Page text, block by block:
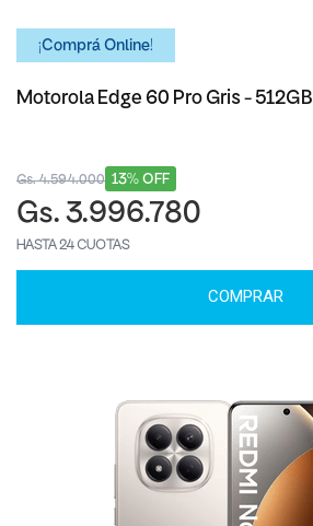
¡Comprá Online!
Motorola Edge 60 Pro Gris - 512GB
13% OFF
Gs. 4.594.000
Gs. 3.996.780
HASTA 24 CUOTAS
COMPRAR